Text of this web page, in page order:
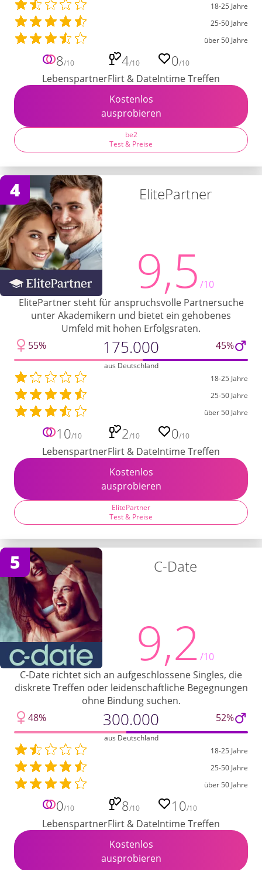
18-25 Jahre
25-50 Jahre
über 50 Jahre
8/10
Lebenspartner
4/10
Flirt & Date
0/10
Intime Treffen
Kostenlos
ausprobieren
be2
Test & Preise
4 ElitePartner
9,5 /10
ElitePartner steht für anspruchsvolle Partnersuche
unter Akademikern und bietet ein gehobenes
Umfeld mit hohen Erfolgsraten.
55%
175.000 45%
aus Deutschland
18-25 Jahre
25-50 Jahre
über 50 Jahre
10/10
Lebenspartner
2/10
Flirt & Date
0/10
Intime Treffen
Kostenlos
ausprobieren
ElitePartner
Test & Preise
5 C-Date
9,2 /10
C-Date richtet sich an aufgeschlossene Singles, die
diskrete Treffen oder leidenschaftliche Begegnungen
ohne Bindung suchen.
48%
300.000 52%
aus Deutschland
18-25 Jahre
25-50 Jahre
über 50 Jahre
0/10
Lebenspartner
8/10
Flirt & Date
10/10
Intime Treffen
Kostenlos
ausprobieren